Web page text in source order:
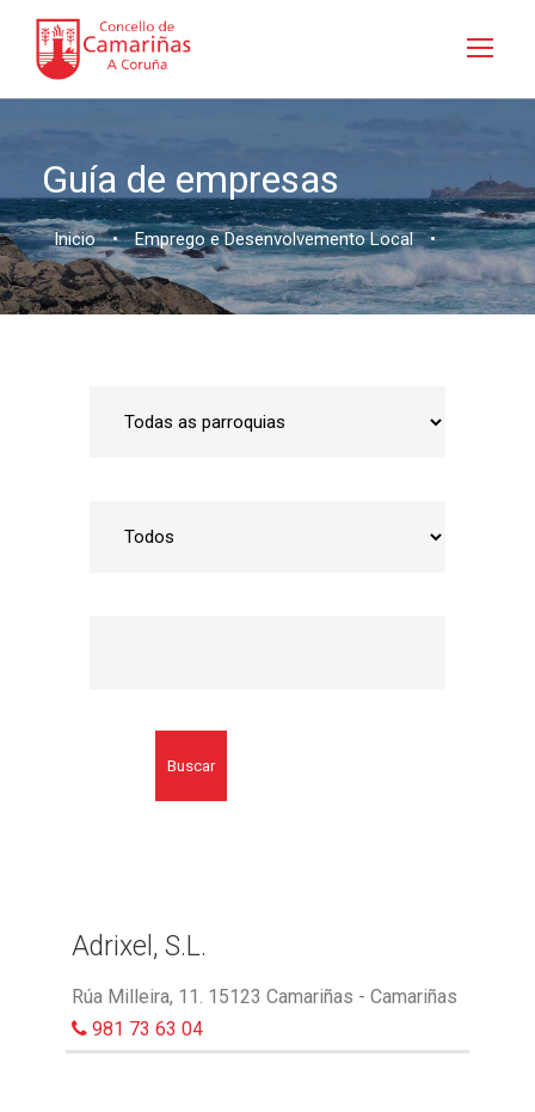
Guía de empresas
Inicio • Emprego e Desenvolvemento Local •
Buscar
Adrixel, S.L.
Rúa Milleira, 11. 15123 Camariñas - Camariñas
981 73 63 04